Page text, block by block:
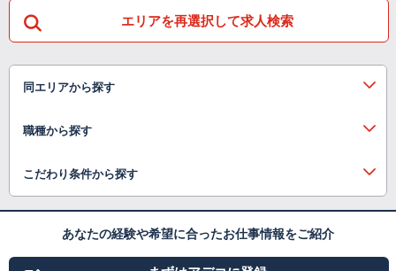
エリアを再選択して求人検索
同エリアから探す
職種から探す
こだわり条件から探す
あなたの経験や希望に合ったお仕事情報をご紹介